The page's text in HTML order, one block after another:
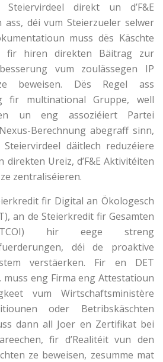
direkt un d’F&E
ass, déi vum Steierzueler selwer
muss dës Käschte
fir hiren direkten Bäitrag zur
vum zoulässegen IP
beweisen. Dës Regel ass
fir multinational Gruppe, well
un eng assoziéiert Partei
Berechnung abegraff sinn,
däitlech reduzéiere
direkten Ureiz, d’F&E Aktivitéiten
zentraliséieren.
fir Digital an Ökologesch
an de Steierkredit fir Gesamten
(TCOI) hir eege streng
déi de proaktive
verstäerken. Fir en DET
eng Firma eng Attestatioun
vum Wirtschaftsministère
oder Betribskäschten
dann all Joer en Zertifikat bei
fir d’Realitéit vun den
ze beweisen, zesumme mat